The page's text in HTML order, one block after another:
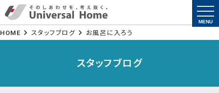
HOME スタッフブログ お風呂に入ろう
スタッフブログ
MENU